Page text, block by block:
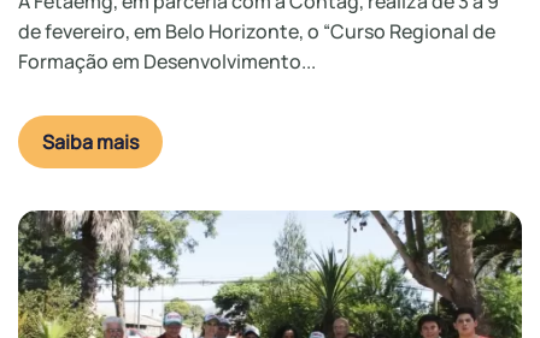
de fevereiro, em Belo Horizonte, o “Curso Regional de
Formação em Desenvolvimento...
Saiba mais